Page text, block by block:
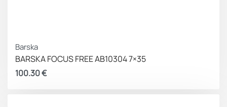
Barska
BARSKA FOCUS FREE AB10304 7×35
100.30€